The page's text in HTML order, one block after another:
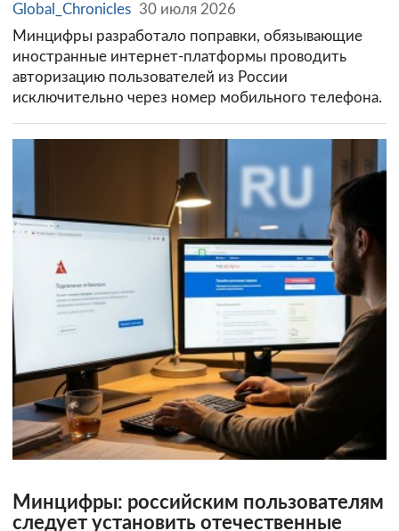
Global_Chronicles 30 июля 2026
Минцифры разработало поправки, обязывающие
иностранные интернет-платформы проводить
авторизацию пользователей из России
исключительно через номер мобильного телефона.
Минцифры: российским пользователям
следует установить отечественные